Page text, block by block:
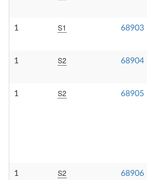
1 S1 68903
1 S2 68904
1 S2 68905
1 S2 68906